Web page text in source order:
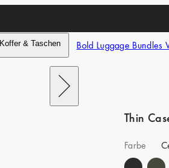
Koffer & Taschen Bold Luggage Bundles
Nach
rechts
schieben
Thin
Farbe